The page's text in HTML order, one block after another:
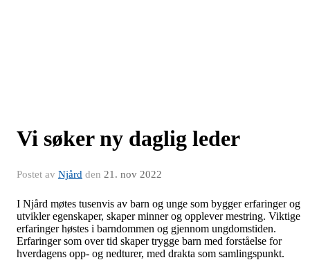
Vi søker ny daglig leder
Postet av Njård den 21. nov 2022
I Njård møtes tusenvis av barn og unge som bygger erfaringer og
utvikler egenskaper, skaper minner og opplever mestring. Viktige
erfaringer høstes i barndommen og gjennom ungdomstiden.
Erfaringer som over tid skaper trygge barn med forståelse for
hverdagens opp- og nedturer, med drakta som samlingspunkt.